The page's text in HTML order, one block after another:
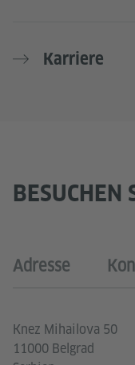
Karriere
BESUCHEN
Adresse
Knez Mihailova 50
11000 Belgrad